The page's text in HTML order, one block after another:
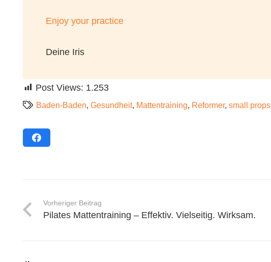
Enjoy your practice
Deine Iris
Post Views: 1.253
Baden-Baden,Gesundheit, Mattentraining, Reformer,small props
Vorheriger Beitrag
Pilates Mattentraining – Effektiv. Vielseitig. Wirksam.